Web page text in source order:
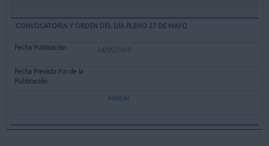
CONVOCATORIA Y ORDEN DEL DÍA PLENO 27 DE MAYO
24/05/2010
Mostrar